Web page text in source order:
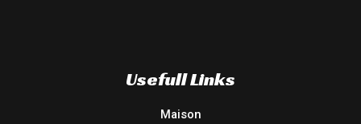
Usefull Links
Maison